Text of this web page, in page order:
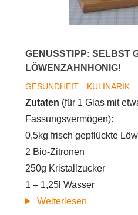
GENUSSTIPP: SELBST
LÖWENZAHNHONIG!
GESUNDHEIT KULINARIK
Zutaten (für 1 Glas mit
Fassungsvermögen):
0,5kg frisch gepflückte
2 Bio-Zitronen
250g Kristallzucker
1 – 1,25l Wasser
Weiterlesen